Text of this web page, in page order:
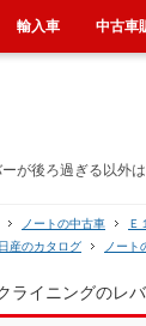
が後ろ過ぎる以外
ノートの中古車 Ｅ
日産のカタログ ノート
ライニングのレ
輸入車 中古車